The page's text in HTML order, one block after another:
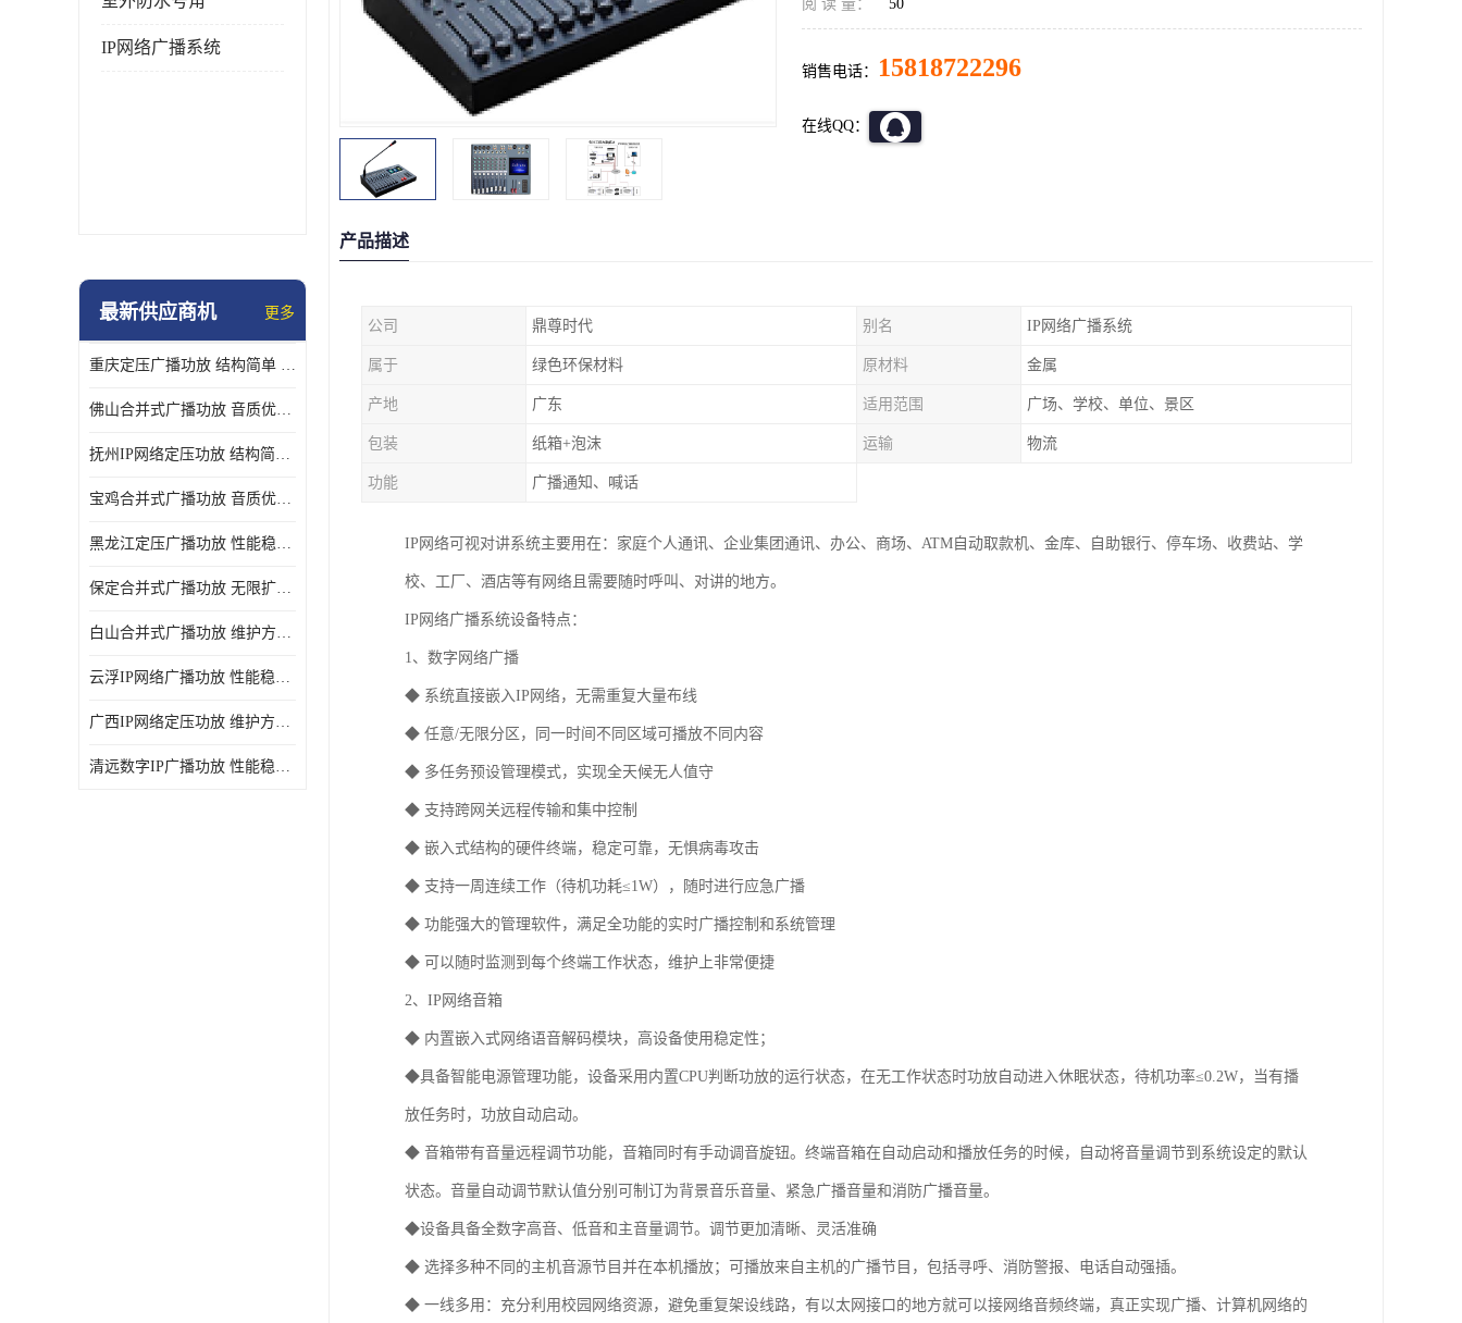
IP网络广播系统
最新供应商机 更多
重庆定压广播功放 结构简单 传输距离远
佛山合并式广播功放 音质优美清晰 输出电压大 电流小
抚州IP网络定压功放 结构简单 多应用于公共场合
宝鸡合并式广播功放 音质优美清晰 维护方便
黑龙江定压广播功放 性能稳定 无限扩容
保定合并式广播功放 无限扩容 设计结构简单
白山合并式广播功放 维护方便 多应用于公共场合
云浮IP网络广播功放 性能稳定 设计结构简单
广西IP网络定压功放 维护方便 多应用于公共场合
清远数字IP广播功放 性能稳定 传输距离远
阅 读 量： 50
销售电话： 15818722296
在线QQ：
产品描述
公司 鼎尊时代 别名 IP网络广播系统
属于 绿色环保材料 原材料 金属
产地 广东 适用范围 广场、学校、单位、景区
包装 纸箱+泡沫 运输 物流
功能 广播通知、喊话
IP网络可视对讲系统主要用在：家庭个人通讯、企业集团通讯、办公、商场、ATM自动取款机、金库、自助银行、停车场、收费站、学
校、工厂、酒店等有网络且需要随时呼叫、对讲的地方。
IP网络广播系统设备特点：
1、数字网络广播
◆ 系统直接嵌入IP网络，无需重复大量布线
◆ 任意/无限分区，同一时间不同区域可播放不同内容
◆ 多任务预设管理模式，实现全天候无人值守
◆ 支持跨网关远程传输和集中控制
◆ 嵌入式结构的硬件终端，稳定可靠，无惧病毒攻击
◆ 支持一周连续工作（待机功耗≤1W），随时进行应急广播
◆ 功能强大的管理软件，满足全功能的实时广播控制和系统管理
◆ 可以随时监测到每个终端工作状态，维护上非常便捷
2、IP网络音箱
◆ 内置嵌入式网络语音解码模块，高设备使用稳定性；
◆具备智能电源管理功能，设备采用内置CPU判断功放的运行状态，在无工作状态时功放自动进入休眠状态，待机功率≤0.2W，当有播
放任务时，功放自动启动。
◆ 音箱带有音量远程调节功能，音箱同时有手动调音旋钮。终端音箱在自动启动和播放任务的时候，自动将音量调节到系统设定的默认
状态。音量自动调节默认值分别可制订为背景音乐音量、紧急广播音量和消防广播音量。
◆设备具备全数字高音、低音和主音量调节。调节更加清晰、灵活准确
◆ 选择多种不同的主机音源节目并在本机播放；可播放来自主机的广播节目，包括寻呼、消防警报、电话自动强插。
◆ 一线多用：充分利用校园网络资源，避免重复架设线路，有以太网接口的地方就可以接网络音频终端，真正实现广播、计算机网络的